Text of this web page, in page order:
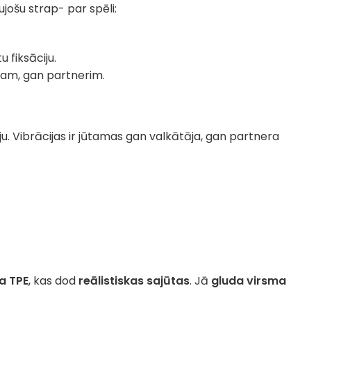
strap- par spēli:
fiksāciju.
gan partnerim.
Vibrācijas ir jūtamas gan valkātāja, gan partnera
TPE, kas dod reālistiskas sajūtas. Jā gluda virsma